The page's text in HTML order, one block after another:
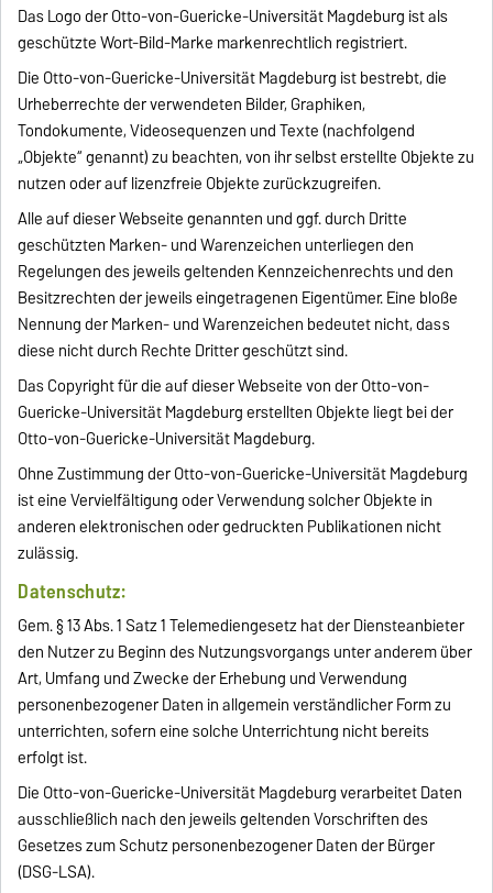
Das Logo der Otto-von-Guericke-Universität Magdeburg ist als
geschützte Wort-Bild-Marke markenrechtlich registriert.
Die Otto-von-Guericke-Universität Magdeburg ist bestrebt, die
Urheberrechte der verwendeten Bilder, Graphiken,
Tondokumente, Videosequenzen und Texte (nachfolgend
„Objekte“ genannt) zu beachten, von ihr selbst erstellte Objekte zu
nutzen oder auf lizenzfreie Objekte zurückzugreifen.
Alle auf dieser Webseite genannten und ggf. durch Dritte
geschützten Marken- und Warenzeichen unterliegen den
Regelungen des jeweils geltenden Kennzeichenrechts und den
Besitzrechten der jeweils eingetragenen Eigentümer. Eine bloße
Nennung der Marken- und Warenzeichen bedeutet nicht, dass
diese nicht durch Rechte Dritter geschützt sind.
Das Copyright für die auf dieser Webseite von der Otto-von-
Guericke-Universität Magdeburg erstellten Objekte liegt bei der
Otto-von-Guericke-Universität Magdeburg.
Ohne Zustimmung der Otto-von-Guericke-Universität Magdeburg
ist eine Vervielfältigung oder Verwendung solcher Objekte in
anderen elektronischen oder gedruckten Publikationen nicht
zulässig.
Datenschutz:
Gem. § 13 Abs. 1 Satz 1 Telemediengesetz hat der Diensteanbieter
den Nutzer zu Beginn des Nutzungsvorgangs unter anderem über
Art, Umfang und Zwecke der Erhebung und Verwendung
personenbezogener Daten in allgemein verständlicher Form zu
unterrichten, sofern eine solche Unterrichtung nicht bereits
erfolgt ist.
Die Otto-von-Guericke-Universität Magdeburg verarbeitet Daten
ausschließlich nach den jeweils geltenden Vorschriften des
Gesetzes zum Schutz personenbezogener Daten der Bürger
(DSG-LSA).